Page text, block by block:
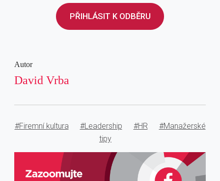
PŘIHLÁSIT K ODBĚRU
Autor
David Vrba
#Firemní kultura #Leadership #HR
#Manažerské
tipy